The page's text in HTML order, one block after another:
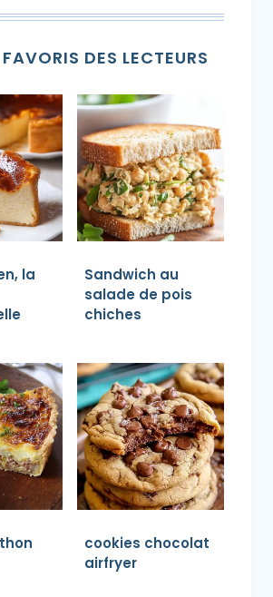
DES LECTEURS
la
Sandwich au
salade de pois
chiches
cookies chocolat
airfryer